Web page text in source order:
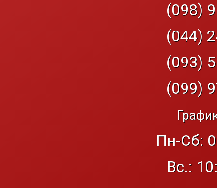
(098)
(044)
(093)
(099)
Пн-Сб:
Вс.: